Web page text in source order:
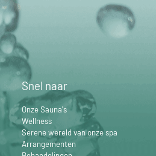
Snel naar
Onze Sauna's
Wellness
Serene wereld van onze spa
Arrangementen